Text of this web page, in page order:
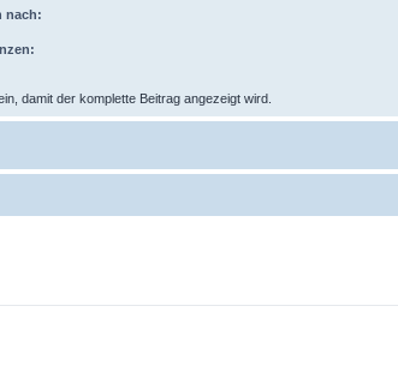
nach:
damit der komplette Beitrag angezeigt wird.